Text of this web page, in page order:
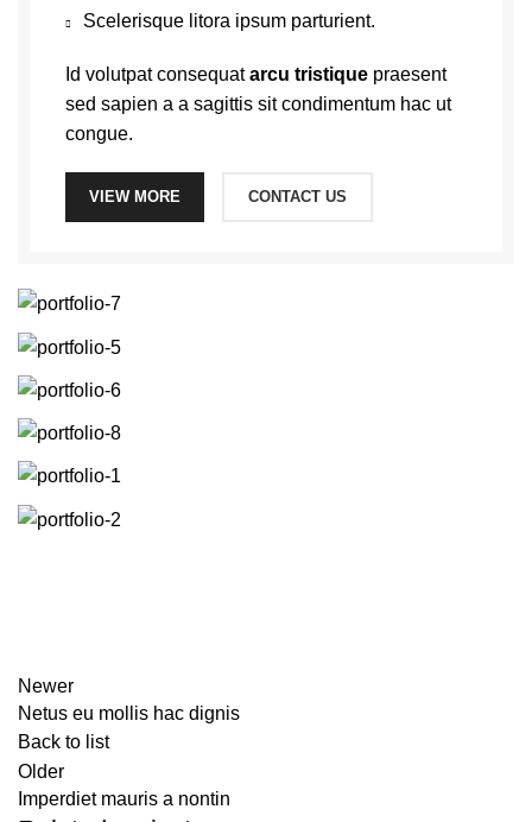
Scelerisque litora ipsum parturient.
Id volutpat consequatarcu tristique praesent
sed sapien a a sagittis sit condimentum hac ut
congue.
VIEW MORE CONTACT US
Newer
Netus eu mollis hac dignis
Back to list
Older
Imperdiet mauris a nontin